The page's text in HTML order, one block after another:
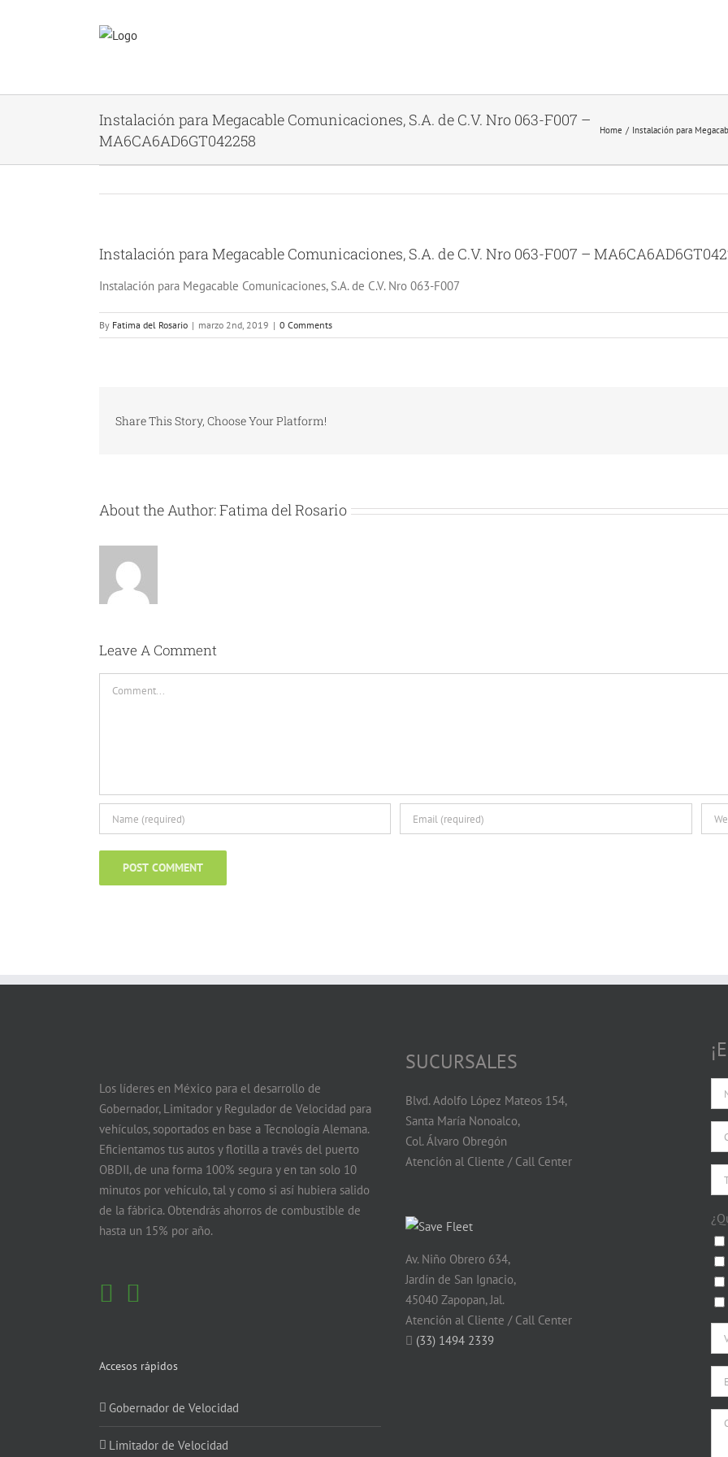
Instalación para Megacable Comunicaciones, S.A. de C.V. Nro 063-F007 –
MA6CA6AD6GT042258
Home Instalación para
View
Image
Instalación para Megacable Comunicaciones, S.A. de C.V. Nro 063-F007 –
Instalación para Megacable Comunicaciones, S.A. de C.V. Nro 063-F007
By Fatima del Rosario | marzo 2nd, 2019 | 0 Comments
Share This Story, Choose Your Platform!
About the Author:Fatima del Rosario
Leave A Comment
Los líderes en México para el desarrollo de
Gobernador, Limitador y Regulador de Velocidad para
vehículos, soportados en base a Tecnología Alemana.
Eficientamos tus autos y flotilla a través del puerto
OBDII, de una forma 100% segura y en tan solo 10
minutos por vehículo, tal y como si así hubiera salido
de la fábrica. Obtendrás ahorros de combustible de
hasta un 15% por año.
Accesos rápidos
Gobernador de Velocidad
Limitador de Velocidad
SUCURSALES
Blvd. Adolfo López Mateos 154,
Santa María Nonoalco,
Col. Álvaro Obregón
Atención al Cliente / Call Center
Av. Niño Obrero 634,
Jardín de San Ignacio,
45040 Zapopan, Jal.
Atención al Cliente / Call Center
(33) 1494 2339